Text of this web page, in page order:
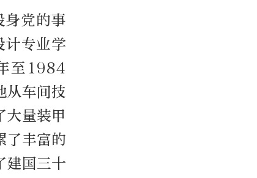
身党的事
计专业学
至1984
从车间技
大量装甲
了丰富的
建国三十